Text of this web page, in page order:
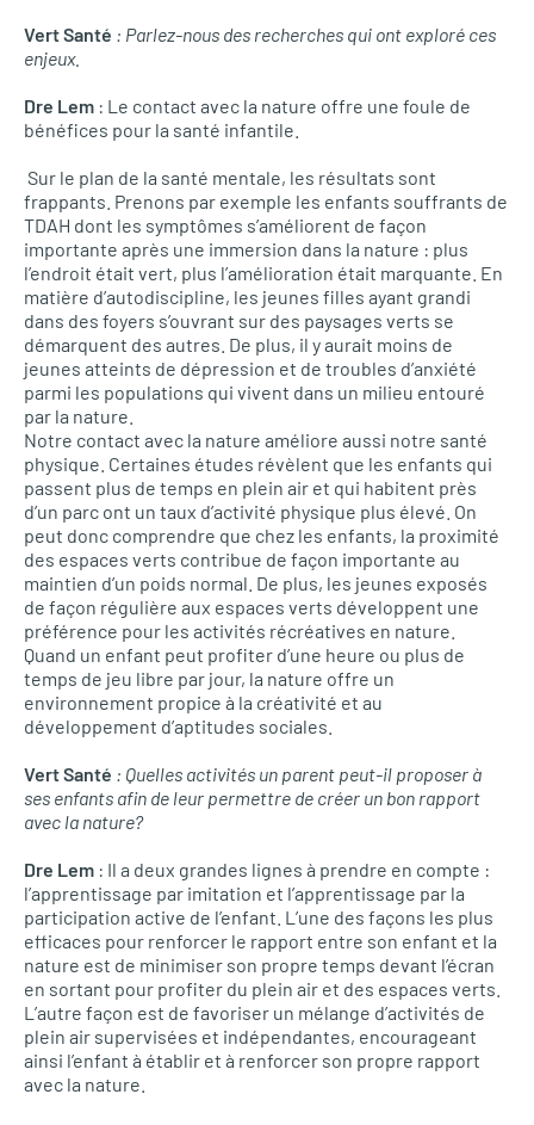
Vert Santé : Parlez-nous des recherches qui ont exploré ces
enjeux.
Dre Lem : Le contact avec la nature offre une foule de
bénéfices pour la santé infantile.
Sur le plan de la santé mentale, les résultats sont
frappants. Prenons par exemple les enfants souffrants de
TDAH dont les symptômes s’améliorent de façon
importante après une immersion dans la nature : plus
l’endroit était vert, plus l’amélioration était marquante. En
matière d’autodiscipline, les jeunes filles ayant grandi
dans des foyers s’ouvrant sur des paysages verts se
démarquent des autres. De plus, il y aurait moins de
jeunes atteints de dépression et de troubles d’anxiété
parmi les populations qui vivent dans un milieu entouré
par la nature.
Notre contact avec la nature améliore aussi notre santé
physique. Certaines études révèlent que les enfants qui
passent plus de temps en plein air et qui habitent près
d’un parc ont un taux d’activité physique plus élevé. On
peut donc comprendre que chez les enfants, la proximité
des espaces verts contribue de façon importante au
maintien d’un poids normal. De plus, les jeunes exposés
de façon régulière aux espaces verts développent une
préférence pour les activités récréatives en nature.
Quand un enfant peut profiter d’une heure ou plus de
temps de jeu libre par jour, la nature offre un
environnement propice à la créativité et au
développement d’aptitudes sociales.
Vert Santé : Quelles activités un parent peut-il proposer à
ses enfants afin de leur permettre de créer un bon rapport
avec la nature?
Dre Lem : Il a deux grandes lignes à prendre en compte :
l’apprentissage par imitation et l’apprentissage par la
participation active de l’enfant. L’une des façons les plus
efficaces pour renforcer le rapport entre son enfant et la
nature est de minimiser son propre temps devant l’écran
en sortant pour profiter du plein air et des espaces verts.
L’autre façon est de favoriser un mélange d’activités de
plein air supervisées et indépendantes, encourageant
ainsi l’enfant à établir et à renforcer son propre rapport
avec la nature.